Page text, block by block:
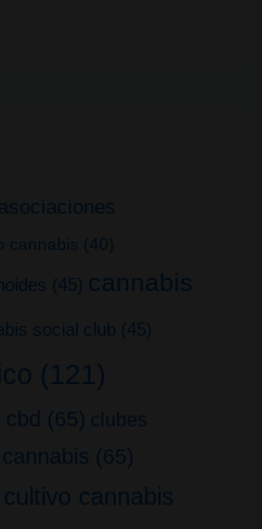
asociaciones
cannabis (40)
(45) cannabis
social club (45)
(121)
cbd (65) clubes
(65)
cultivo cannabis